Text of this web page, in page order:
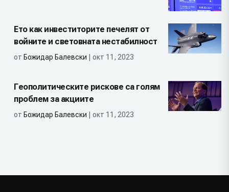
Ето как инвеститорите печелят от
войните и световната нестабилност
от Божидар Балевски | окт 11, 2023
Геополитическите рискове са голям
проблем за акциите
от Божидар Балевски | окт 11, 2023